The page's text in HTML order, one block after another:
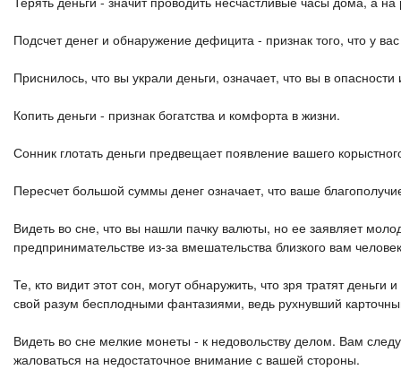
Подсчет денег и обнаружение дефицита - признак того, что у
Приснилось, что вы украли деньги, означает, что вы в
Копить деньги - признак богатства и комфорта в жизни.
Сонник глотать деньги предвещает появление вашего
Пересчет большой суммы денег означает, что ваше
Видеть во сне, что вы нашли пачку валюты, но ее заявляет
предпринимательстве из-за вмешательства близкого вам
Те, кто видит этот сон, могут обнаружить, что зря тратят
свой разум бесплодными фантазиями, ведь рухнувший
Видеть во сне мелкие монеты - к недовольству делом. Вам
жаловаться на недостаточное внимание с вашей стороны.